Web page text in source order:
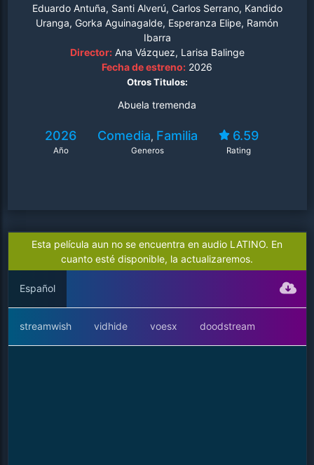
ejecutiva estresada y madre soltera, quiere mantenerla
lejos. Pero la pequeña Alexia, hija de Daniela, ve en su
abuela a su persona favorita en el mundo.
Eduardo Antuña, Santi Alverú, Carlos Serrano, Kandido
Uranga, Gorka Aguinagalde, Esperanza Elipe, Ramón
Ibarra
Director: Ana Vázquez, Larisa Balinge
Fecha de estreno: 2026
Otros Titulos:
Abuela tremenda
2026
Año
Comedia, Familia
Generos
6.59
Rating
Esta película aun no se encuentra en audio LATINO. En
cuanto esté disponible, la actualizaremos.
Español
streamwish vidhide voesx doodstream